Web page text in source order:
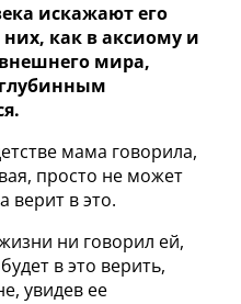
искажают его
как в аксиому и
мира,
мама говорила,
просто не может
верит в это.
ни говорил ей,
в это верить,
увидев ее